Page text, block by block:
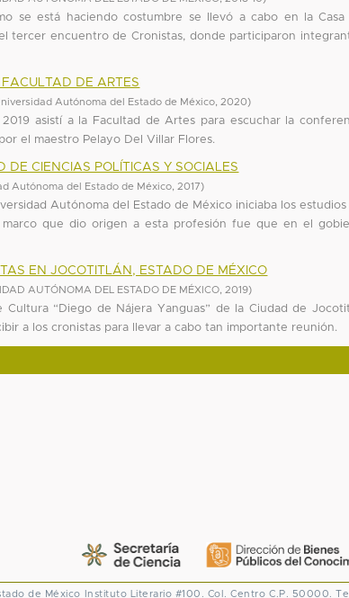
se está haciendo costumbre se llevó a cabo en la
tercer encuentro de Cronistas, donde participaron
DE ARTES
Autónoma del Estado de México 2020)
asistí a la Facultad de Artes para escuchar la
el maestro Pelayo Del Villar Flores.
CIENCIAS POLÍTICAS Y SOCIALES
Autónoma del Estado de México 2017)
Autónoma del Estado de México iniciaba los
marco que dio origen a esta profesión fue que en el
EN JOCOTITLÁN, ESTADO DE MÉXICO
AUTÓNOMA DEL ESTADO DE MÉXICO 2019)
Cultura “Diego de Nájera Yanguas” de la Ciudad de
a los cronistas para llevar a cabo tan importante reunión.
de México Instituto Literario #100. Col. Centro C.P. 50000.